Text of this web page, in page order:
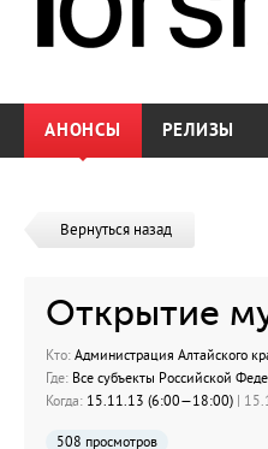
АНОНСЫ РЕЛИЗЫ
Вернуться назад
Открытие
Кто: Администрация Алтайского
Где: Все субъекты Российской
Когда: 15.11.13 (6:00—18:00) |
508 просмотров